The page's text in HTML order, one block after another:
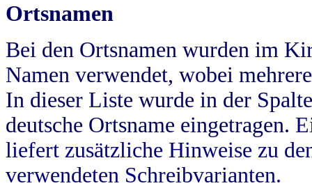
Ortsnamen
Bei den Ortsnamen wurden im
Namen verwendet, wobei
In dieser Liste wurde in der
deutsche Ortsname eingetragen.
liefert zusätzliche Hinweise zu
verwendeten Schreibvarianten.